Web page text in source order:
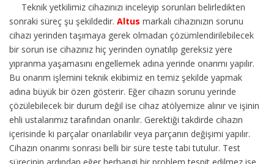
Teknik yetkilimiz cihazınızı inceleyip sorunları belirledikten
sonraki süreç şu şekildedir. Altus markalı cihazınızın sorunu
cihazı yerinden taşımaya gerek olmadan çözümlendirilebilecek
bir sorun ise cihazınız hiç yerinden oynatılıp gereksiz yere
yıpranma yaşamasını engellemek adına yerinde onarımı yapılır.
Bu onarım işlemini teknik ekibimiz en temiz şekilde yapmak
adına büyük bir özen gösterir. Eğer cihazın sorunu yerinde
çözülebilecek bir durum değil ise cihaz atölyemize alınır ve işinin
ehli ustalarımız tarafından onarılır. Gerektiği takdirde cihazın
içerisinde ki parçalar onarılabilir veya parçanın değişimi yapılır.
Cihazın onarımı sonrası belli bir süre teste tabi tutulur. Test
sürecinin ardından eğer herhangi bir problem tespit edilmez ise